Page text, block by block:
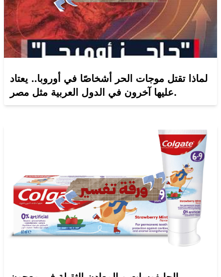
لماذا تقتل موجات الحر أشخاصًا في أوروبا.. يعتاد
عليها آخرون في الدول العربية مثل مصر.